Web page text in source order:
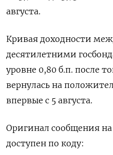
августа.
Кривая доходности
десятилетними
уровне 0,80 б.п. после
вернулась на
впервые с 5 августа.
Оригинал сообщения
доступен по коду: